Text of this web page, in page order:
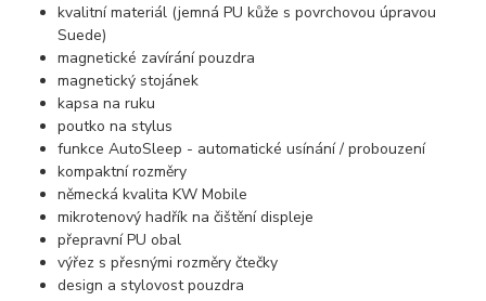
kvalitní materiál (jemná PU kůže s povrchovou úpravou
Suede)
magnetické zavírání pouzdra
magnetický stojánek
kapsa na ruku
poutko na stylus
funkce AutoSleep - automatické usínání / probouzení
kompaktní rozměry
německá kvalita KW Mobile
mikrotenový hadřík na čištění displeje
přepravní PU obal
výřez s přesnými rozměry čtečky
design a stylovost pouzdra